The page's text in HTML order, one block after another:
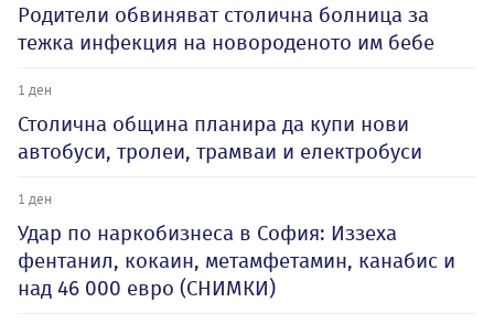
Родители обвиняват столична болница за
тежка инфекция на новороденото им бебе
1 ден
Столична община планира да купи нови
автобуси, тролеи, трамваи и електробуси
1 ден
Удар по наркобизнеса в София: Иззеха
фентанил, кокаин, метамфетамин, канабис и
над 46 000 евро (СНИМКИ)